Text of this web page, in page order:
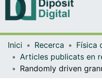
Inici Recerca